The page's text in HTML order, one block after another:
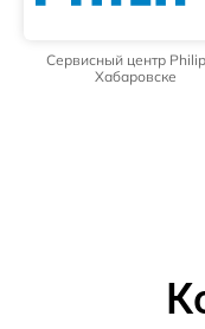
Сервисный центр
Хабаровске